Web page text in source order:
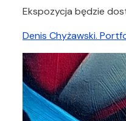
Ekspozycja będzie
Denis Chyżawski.